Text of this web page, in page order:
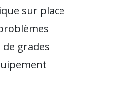
sur place
grades